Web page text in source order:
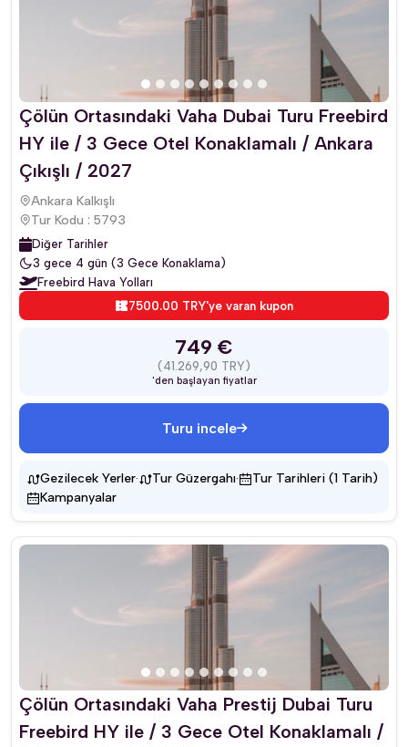
Çölün Ortasındaki Vaha Dubai Turu Freebird
HY ile / 3 Gece Otel Konaklamalı / Ankara
Çıkışlı / 2027
Ankara Kalkışlı
Tur Kodu : 5793
Diğer Tarihler
3 gece 4 gün (3 Gece Konaklama)
Freebird Hava Yolları
7500.00 TRY'ye varan kupon
749 €
(41.269,90 TRY)
'den başlayan fiyatlar
Turu incele
Gezilecek Yerler· Tur Güzergahı·
Tur Tarihleri (1 Tarih)
Kampanyalar
Çölün Ortasındaki Vaha Prestij Dubai Turu
Freebird HY ile / 3 Gece Otel Konaklamalı /